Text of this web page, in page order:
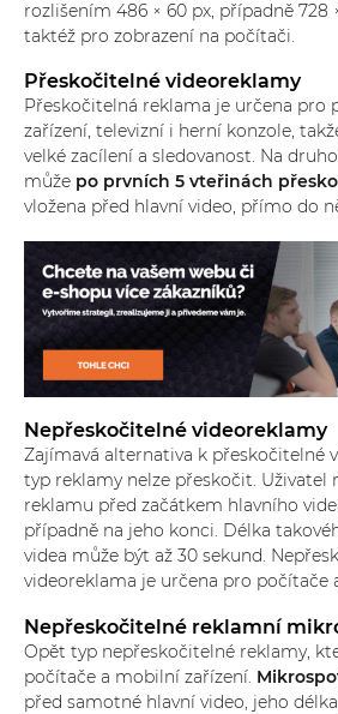
rozlišením 486 × 60 px, případně 728
taktéž pro zobrazení na počítači.
Přeskočitelné videoreklamy
Přeskočitelná reklama je určena pro
zařízení, televizní i herní konzole,
velké zacílení a sledovanost. Na
může po prvních 5 vteřinách
vložena před hlavní video, přímo do
Nepřeskočitelné videoreklamy
Zajímavá alternativa k přeskočitelné
typ reklamy nelze přeskočit. Uživatel
reklamu před začátkem hlavního
případně na jeho konci. Délka
videa může být až 30 sekund.
videoreklama je určena pro počítače
Nepřeskočitelné reklamní
Opět typ nepřeskočitelné reklamy,
počítače a mobilní zařízení.
před samotné hlavní video, jeho